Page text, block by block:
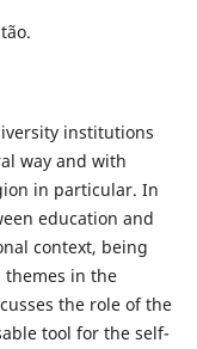
institutions
way and with
in particular. In
education and
context, being
themes in the
the role of the
tool for the self-